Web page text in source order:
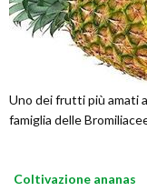
Uno dei frutti più amati
famiglia delle
Coltivazione ananas